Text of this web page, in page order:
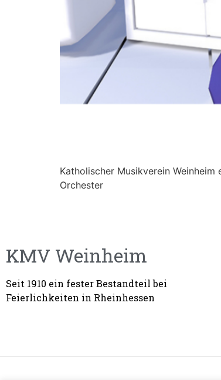
Katholischer Musikverein
Orchester
KMV Weinheim
Seit 1910 ein fester Bestandteil bei
Feierlichkeiten in Rheinhessen